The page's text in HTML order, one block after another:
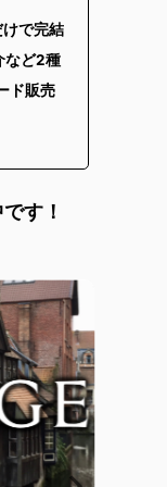
で完結
など2種
ド販売
す！